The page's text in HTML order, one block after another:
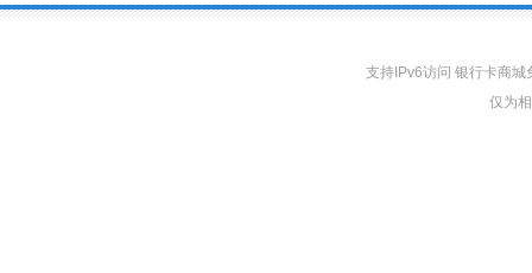
支持IPv6访问 银行卡商
仅为